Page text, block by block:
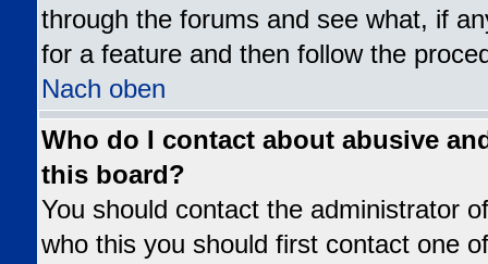
through the forums and see what, if
for a feature and then follow the
Nach oben
Who do I contact about abusive
this board?
You should contact the administrator
who this you should first contact one